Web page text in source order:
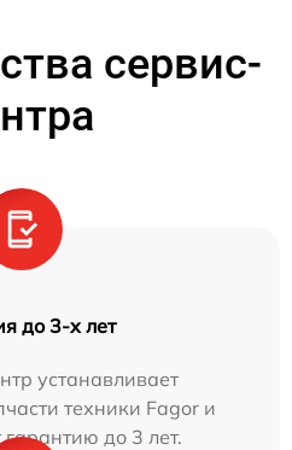
сервис-
до 3-х лет
устанавливает
техники Fagor и
гарантию до 3 лет.